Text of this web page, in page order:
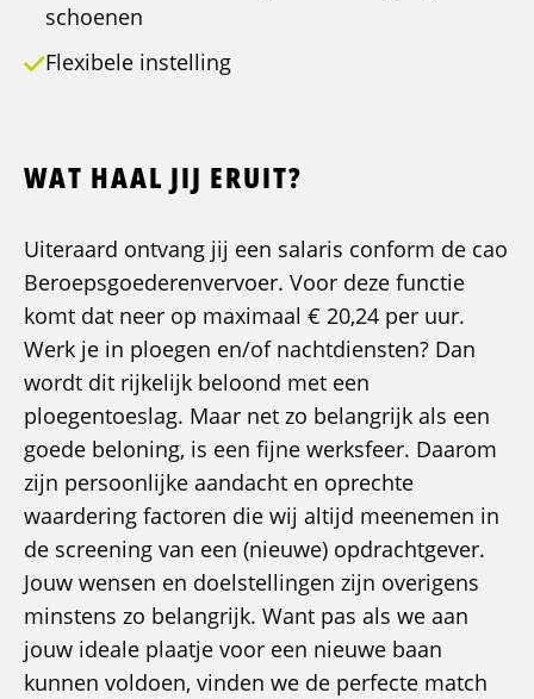
schoenen
Flexibele instelling
WAT HAAL JIJ ERUIT?
Uiteraard ontvang jij een salaris conform de cao
Beroepsgoederenvervoer. Voor deze functie
komt dat neer op maximaal € 20,24 per uur.
Werk je in ploegen en/of nachtdiensten? Dan
wordt dit rijkelijk beloond met een
ploegentoeslag. Maar net zo belangrijk als een
goede beloning, is een fijne werksfeer. Daarom
zijn persoonlijke aandacht en oprechte
waardering factoren die wij altijd meenemen in
de screening van een (nieuwe) opdrachtgever.
Jouw wensen en doelstellingen zijn overigens
minstens zo belangrijk. Want pas als we aan
jouw ideale plaatje voor een nieuwe baan
kunnen voldoen, vinden we de perfecte match